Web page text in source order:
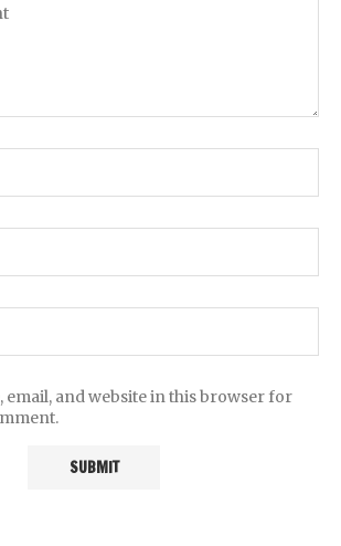
email, and website in this browser for